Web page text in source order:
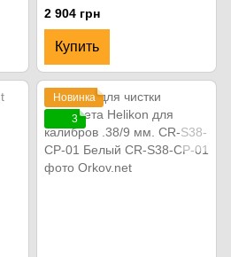
хранения и переноски
пистолетов Shadow Grey
2 904 грн
Купить
Новинка
3